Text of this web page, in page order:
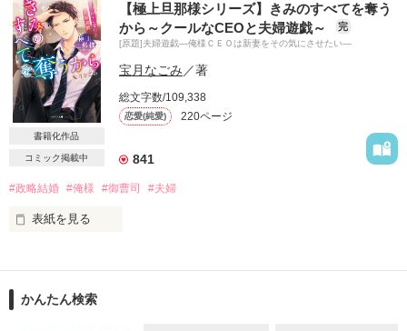
わけあって“無職・家無し”になった私は
なぜか超大手商社の秘書課で働くことになって
なぜかその会社のイケメン専務と同居することに……
更には、彼の偽の恋人に……！？
私は偽彼女のはずが、なんだか甘やかされ始めて。
……だけど、、、
仕事と家を無くした私(24歳)
Yuma WAKATSUKI
若月 結麻
書籍化作品
コミック掲載中
【極上旦那様シリーズ】きみのすべてを奪う
から～クールなCEOと夫婦遊戯～
完
[原題]夫婦遊戯―俺様ＣＥＯは新妻をその気にさせたい―
宝月なごみ／著
総文字数/109,338
恋愛(純愛) 220ページ
841
#政略結婚 #俺様 #御曹司 #夫婦
表紙を見る
目前に迫った政略結婚に反抗して
かんたん検索